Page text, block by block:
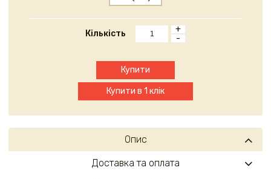
Кількість
+
-
Купити
Купити в 1 клік
Опис
Доставка та оплата